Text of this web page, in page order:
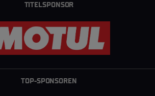
TITELSPONSOR
TOP-SPONSOREN